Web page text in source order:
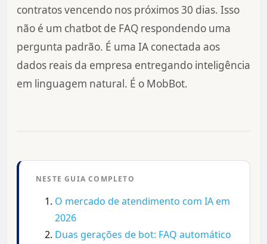
contratos vencendo nos próximos 30 dias. Isso
não é um chatbot de FAQ respondendo uma
pergunta padrão. É uma IA conectada aos
dados reais da empresa entregando inteligência
em linguagem natural. É o MobBot.
NESTE GUIA COMPLETO
O mercado de atendimento com IA em
2026
Duas gerações de bot: FAQ automático